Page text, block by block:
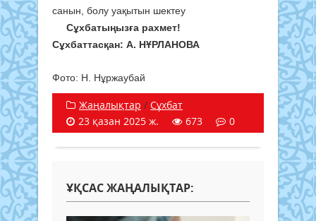
санын, болу уақытын шектеу
Сұхбатыңызға рахмет!
Сұхбаттасқан: А. НҰРЛАНОВА
Фото: Н. Нұржаубай
Жаңалықтар / Сұхбат
23 қазан 2025 ж.
673 0
ҰҚСАС ЖАҢАЛЫҚТАР: